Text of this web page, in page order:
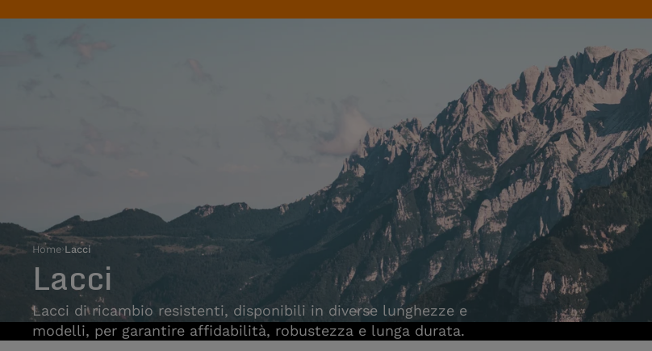
Home›Lacci
Lacci
Lacci di ricambio resistenti, disponibili in diverse lunghezze e
modelli, per garantire affidabilità, robustezza e lunga durata.